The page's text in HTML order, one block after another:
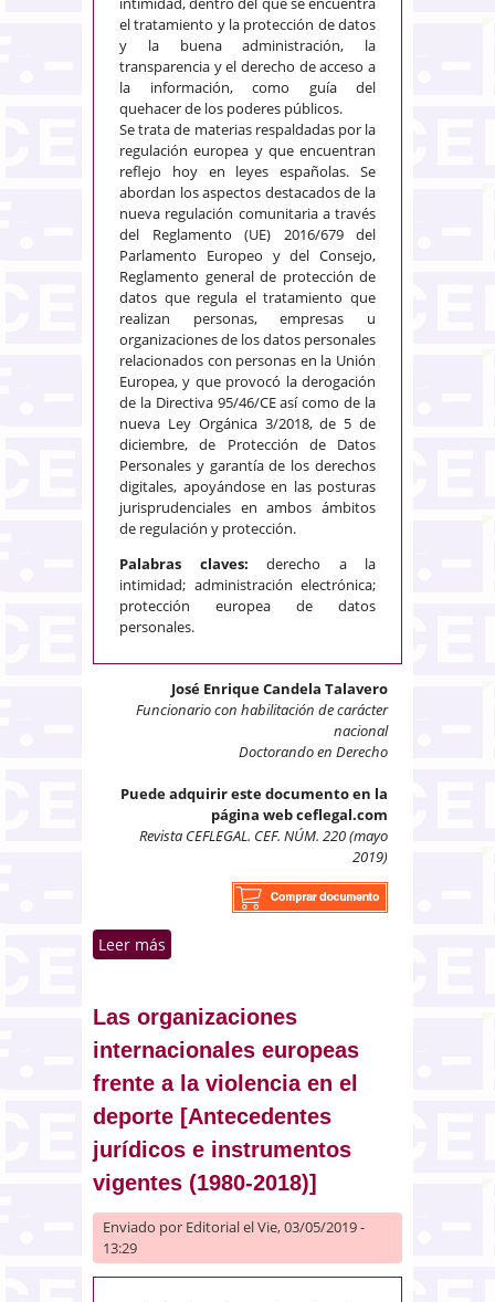
el tratamiento y la protección de datos
y la buena administración, la
transparencia y el derecho de acceso a
la información, como guía del
quehacer de los poderes públicos.
Se trata de materias respaldadas por la
regulación europea y que encuentran
reflejo hoy en leyes españolas. Se
abordan los aspectos destacados de la
nueva regulación comunitaria a través
del Reglamento (UE) 2016/679 del
Parlamento Europeo y del Consejo,
Reglamento general de protección de
datos que regula el tratamiento que
realizan personas, empresas u
organizaciones de los datos personales
relacionados con personas en la Unión
Europea, y que provocó la derogación
de la Directiva 95/46/CE así como de la
nueva Ley Orgánica 3/2018, de 5 de
diciembre, de Protección de Datos
Personales y garantía de los derechos
digitales, apoyándose en las posturas
jurisprudenciales en ambos ámbitos
de regulación y protección.
Palabras claves: derecho a la
intimidad; administración electrónica;
protección europea de datos
personales.
José Enrique Candela Talavero
Funcionario con habilitación de carácter
nacional
Doctorando en Derecho
Puede adquirir este documento en la
página web ceflegal.com
Revista CEFLEGAL. CEF. NÚM. 220 (mayo
2019)
Leer más
protección europea de datos de
las personas físicas
Las organizaciones
internacionales europeas
frente a la violencia en el
deporte [Antecedentes
jurídicos e instrumentos
vigentes (1980-2018)]
Enviado por Editorialel Vie, 03/05/2019 -
13:29